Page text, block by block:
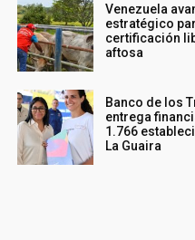
Venezuela
estratégico
certificación
aftosa
Banco de los
entrega
1.766
La Guaira